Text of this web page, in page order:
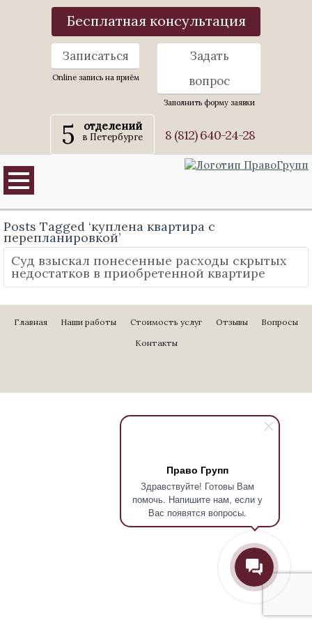
Право Групп
Здравствуйте! Готовы Вам
помочь. Напишите нам, если у
Вас появятся вопросы.
Бесплатная консультация
Записаться
Online запись на приём
Задать
вопрос
Заполнить форму заявки
5 отделений
в Петербурге 8 (812) 640-24-28
Posts Tagged ‘куплена квартира с
перепланировкой’
Суд взыскал понесенные расходы скрытых
недостатков в приобретенной квартире
Главная Наши работы Стоимость услуг Отзывы
Вопросы
Контакты